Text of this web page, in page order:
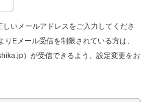
いメールアドレスをご入力してくださ
Eメール受信を制限されている方は、
）が受信できるよう、設定変更をお